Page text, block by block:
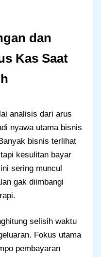
dan
Kas Saat
analisis dari arus
nyawa utama bisnis
bisnis terlihat
kesulitan bayar
sering muncul
gak diimbangi
selisih waktu
Fokus utama
pembayaran